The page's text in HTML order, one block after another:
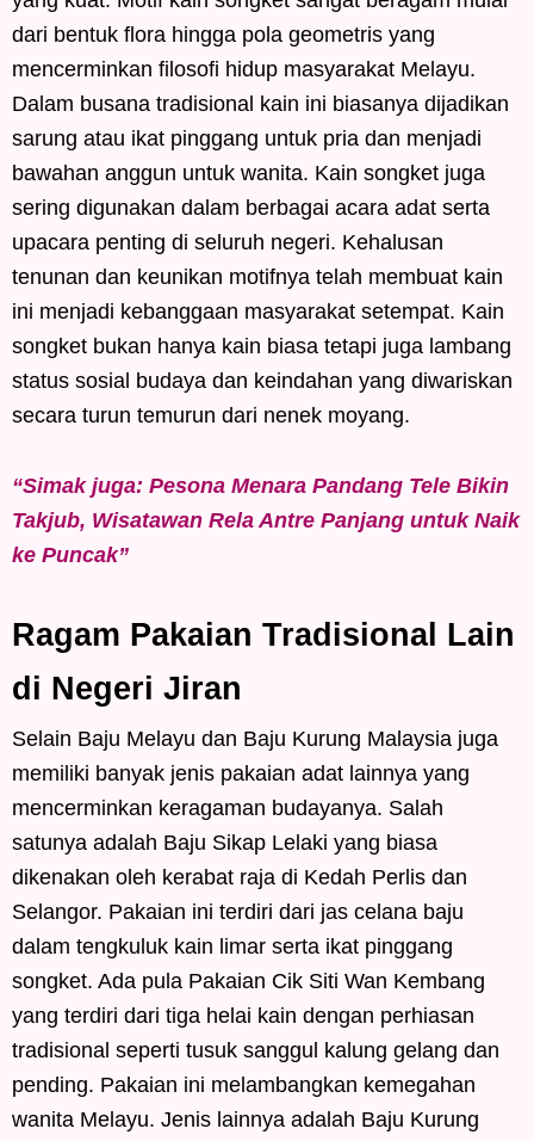
dari bentuk flora hingga pola geometris yang
mencerminkan filosofi hidup masyarakat Melayu.
Dalam busana tradisional kain ini biasanya dijadikan
sarung atau ikat pinggang untuk pria dan menjadi
bawahan anggun untuk wanita. Kain songket juga
sering digunakan dalam berbagai acara adat serta
upacara penting di seluruh negeri. Kehalusan
tenunan dan keunikan motifnya telah membuat kain
ini menjadi kebanggaan masyarakat setempat. Kain
songket bukan hanya kain biasa tetapi juga lambang
status sosial budaya dan keindahan yang diwariskan
secara turun temurun dari nenek moyang.
“Simak juga: Pesona Menara Pandang Tele Bikin
Takjub, Wisatawan Rela Antre Panjang untuk Naik
ke Puncak”
Ragam Pakaian Tradisional Lain
di Negeri Jiran
Selain Baju Melayu dan Baju Kurung Malaysia juga
memiliki banyak jenis pakaian adat lainnya yang
mencerminkan keragaman budayanya. Salah
satunya adalah Baju Sikap Lelaki yang biasa
dikenakan oleh kerabat raja di Kedah Perlis dan
Selangor. Pakaian ini terdiri dari jas celana baju
dalam tengkuluk kain limar serta ikat pinggang
songket. Ada pula Pakaian Cik Siti Wan Kembang
yang terdiri dari tiga helai kain dengan perhiasan
tradisional seperti tusuk sanggul kalung gelang dan
pending. Pakaian ini melambangkan kemegahan
wanita Melayu. Jenis lainnya adalah Baju Kurung